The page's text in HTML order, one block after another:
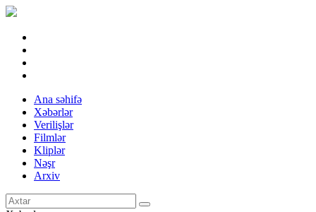
Ana səhifə
Xəbərlər
Verilişlər
Filmlər
Kliplər
Nəşr
Arxiv